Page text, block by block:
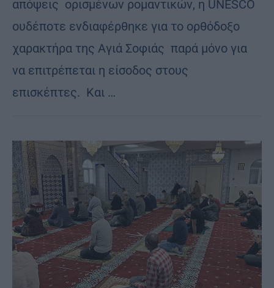
απόψεις ορισμένων ρομαντικών, η UNESCO
ουδέποτε ενδιαφέρθηκε για το ορθόδοξο
χαρακτήρα της Αγιά Σοφιάς παρά μόνο για
να επιτρέπεται η είσοδος στους
επισκέπτες. Και …